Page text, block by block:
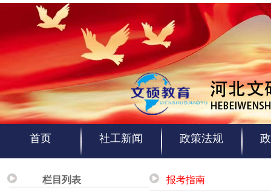
首页 社工新闻 政策法规
栏目列表 报考指南